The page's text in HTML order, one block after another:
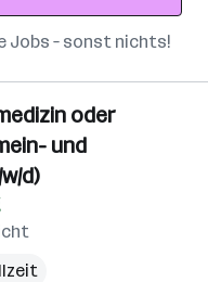
Jobs – sonst nichts!
oder
und
d)